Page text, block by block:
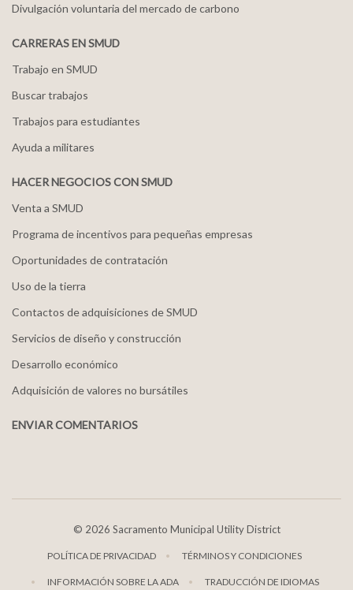
Divulgación voluntaria del mercado de carbono
CARRERAS EN SMUD
Trabajo en SMUD
Buscar trabajos
Trabajos para estudiantes
Ayuda a militares
HACER NEGOCIOS CON SMUD
Venta a SMUD
Programa de incentivos para pequeñas empresas
Oportunidades de contratación
Uso de la tierra
Contactos de adquisiciones de SMUD
Servicios de diseño y construcción
Desarrollo económico
Adquisición de valores no bursátiles
ENVIAR COMENTARIOS
© 2026 Sacramento Municipal Utility District
POLÍTICA DE PRIVACIDAD TÉRMINOS Y CONDICIONES
INFORMACIÓN SOBRE LA ADA TRADUCCIÓN DE IDIOMAS